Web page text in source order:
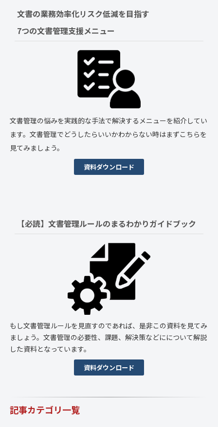
文書の業務効率化リスク低減を目指す
7つの文書管理支援メニュー
文書管理の悩みを実践的な手法で解決するメニューを紹介してい
ます。文書管理でどうしたらいいかわからない時はまずこちらを
見てみましょう。
資料ダウンロード
【必読】文書管理ルールのまるわかりガイドブック
もし文書管理ルールを見直すのであれば、是非この資料を見てみ
ましょう。文書管理の必要性、課題、解決策などにについて解説
した資料となっています。
資料ダウンロード
記事カテゴリ一覧